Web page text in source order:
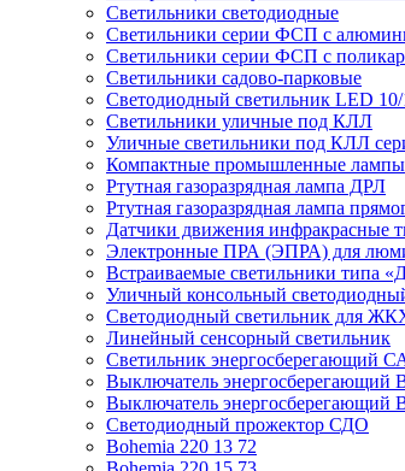
Светильники светодиодные
Светильники серии ФСП с
Светильники серии ФСП с
Светильники садово-парковые
Светодиодный светильник LED
Светильники уличные под КЛЛ
Уличные светильники под КЛЛ
Компактные промышленные лампы
Ртутная газоразрядная лампа ДРЛ
Ртутная газоразрядная лампа
Датчики движения инфракрасные
Электронные ПРА (ЭПРА) для
Встраиваемые светильники типа
Уличный консольный
Светодиодный светильник для
Линейный сенсорный светильник
Светильник энергосберегающий
Выключатель энергосберегающий
Выключатель энергосберегающий
Светодиодный прожектор СДО
Bohemia 220 13 72